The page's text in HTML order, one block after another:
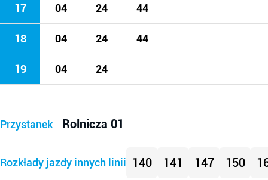
17 04 24 44
18 04 24 44
19 04 24
Przystanek Rolnicza 01
Rozkłady jazdy innych linii 140 141 147 150